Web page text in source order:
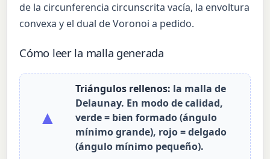
de la circunferencia circunscrita vacía, la envoltura
convexa y el dual de Voronoi a pedido.
Cómo leer la malla generada
▲
Triángulos rellenos: la malla de
Delaunay. En modo de calidad,
verde = bien formado (ángulo
mínimo grande), rojo = delgado
(ángulo mínimo pequeño).